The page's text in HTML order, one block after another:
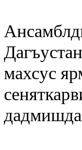
махсус